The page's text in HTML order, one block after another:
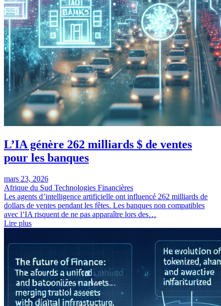
L’IA génère 262 milliards $ de ventes
pour les banques
mars 23, 2026
Afrique du Sud Technologies Financières
Les agents d’intelligence artificielle ont influencé 262 milliards de
dollars de ventes pendant les fêtes. Les banques non compatibles
avec l’IA risquent de ne pas apparaître lors des…
Lire plus